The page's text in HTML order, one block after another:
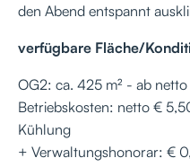
den Abend entspannt
verfügbare Fläche/
OG2: ca. 425 m² - ab
Betriebskosten: netto €
Kühlung
+ Verwaltungshonorar: €